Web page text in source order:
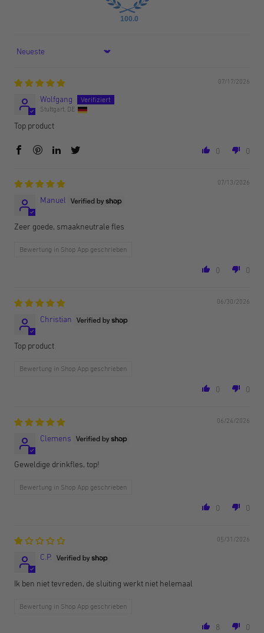
100.0
Sort by
07/17/2026
Wolfgang
Stuttgart, DE
Top product
0 0
07/13/2026
Manuel
Zeer goede, smaakneutrale fles
Bewertung in Shop App geschrieben
0 0
06/30/2026
Christian
Top product
Bewertung in Shop App geschrieben
0 0
06/24/2026
Clemens
Geweldige drinkfles, top!
Bewertung in Shop App geschrieben
0 0
05/31/2026
C.P.
Ik ben niet tevreden, de sluiting werkt niet helemaal
Bewertung in Shop App geschrieben
8 0